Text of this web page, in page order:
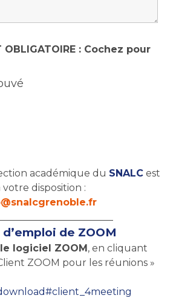
OBLIGATOIRE : Cochez pour
académique du SNALC est
votre disposition :
de ZOOM
logiciel ZOOM, en cliquant
ZOOM pour les réunions »